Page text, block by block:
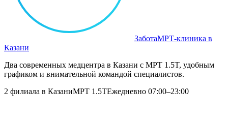
ЗаботаМРТ‑клиника в
Казани
Два современных медцентра в Казани с МРТ 1.5T, удобным
графиком и внимательной командой специалистов.
2 филиала в КазаниМРТ 1.5TЕжедневно 07:00–23:00